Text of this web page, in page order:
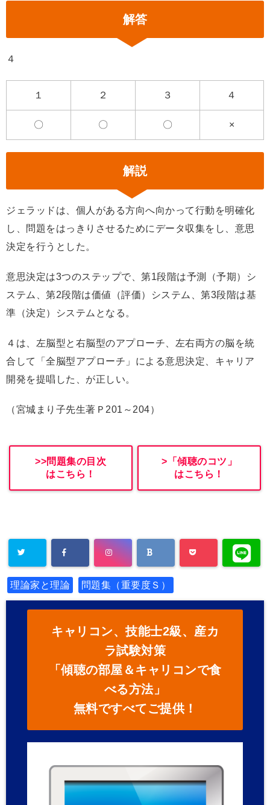
解答
４
１ ２ ３ ４
〇 〇 〇 ×
解説
ジェラッドは、個人がある方向へ向かって行動を明確化
し、問題をはっきりさせるためにデータ収集をし、意思
決定を行うとした。
意思決定は3つのステップで、第1段階は予測（予期）シ
ステム、第2段階は価値（評価）システム、第3段階は基
準（決定）システムとなる。
４は、左脳型と右脳型のアプローチ、左右両方の脳を統
合して「全脳型アプローチ」による意思決定、キャリア
開発を提唱した、が正しい。
（宮城まり子先生著Ｐ201～204）
>>問題集の目次
はこちら！
>「傾聴のコツ」
はこちら！
理論家と理論 問題集（重要度Ｓ）
キャリコン、技能士2級、産カ
ラ試験対策
「傾聴の部屋＆キャリコンで食
べる方法」
無料ですべてご提供！